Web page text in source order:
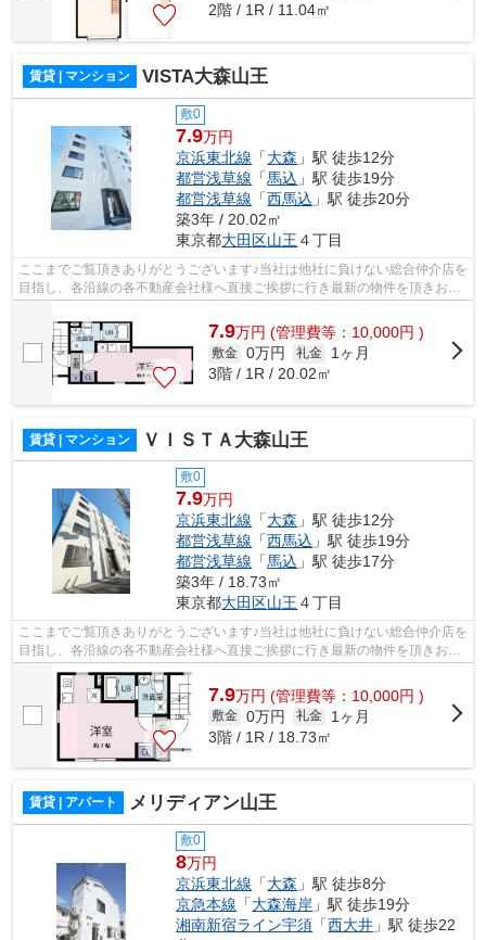
2階 / 1R / 11.04㎡
賃貸 | マンション VISTA大森山王
敷0
7.9万円
京浜東北線 「大森 」駅 徒歩12分
都営浅草線 「馬込 」駅 徒歩19分
都営浅草線 「西馬込 」駅 徒歩20分
築3年 / 20.02㎡
東京都大田区山王 ４丁目
ここまでご覧頂きありがとうございます♪当社は他社に負けない総合仲介店を
目指し、各沿線の各不動産会社様へ直接ご挨拶に行き最新の物件を頂きお客
様へ提供しております！最新の情報は...
7.9万円 (管理費等：10,000円 )
敷金 0万円 礼金
1ヶ月
3階 / 1R / 20.02㎡
賃貸 | マンション ＶＩＳＴＡ大森山王
敷0
7.9万円
京浜東北線 「大森 」駅 徒歩12分
都営浅草線 「西馬込 」駅 徒歩19分
都営浅草線 「馬込 」駅 徒歩17分
築3年 / 18.73㎡
東京都大田区山王 ４丁目
ここまでご覧頂きありがとうございます♪当社は他社に負けない総合仲介店を
目指し、各沿線の各不動産会社様へ直接ご挨拶に行き最新の物件を頂きお客
様へ提供しております！最新の情報は...
7.9万円 (管理費等：10,000円 )
敷金 0万円 礼金
1ヶ月
3階 / 1R / 18.73㎡
賃貸 | アパート メリディアン山王
敷0
8万円
京浜東北線 「大森 」駅 徒歩8分
京急本線 「大森海岸 」駅 徒歩19分
湘南新宿ライン宇須 「西大井 」駅 徒歩22